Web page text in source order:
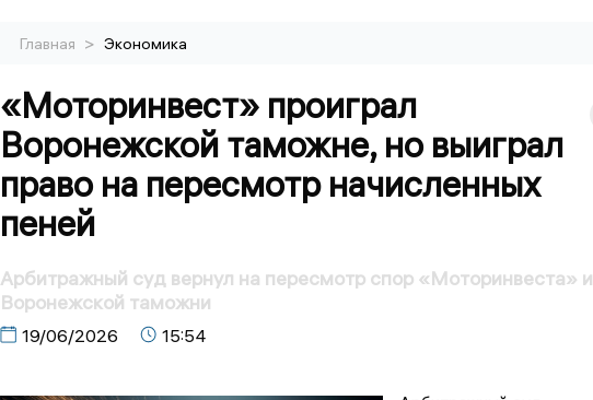
Главная > Экономика
«Моторинвест» проиграл
Воронежской таможне, но выиграл
право на пересмотр начисленных
пеней
Арбитражный суд вернул на пересмотр спор «Моторинвеста» и
Воронежской таможни
19/06/2026 15:54